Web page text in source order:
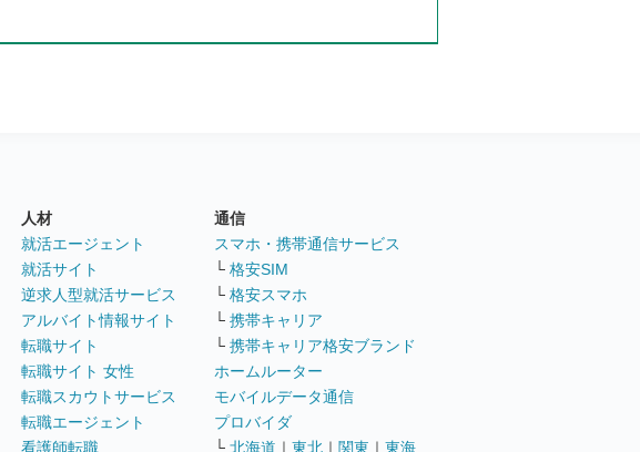
人材
就活エージェント
就活サイト
逆求人型就活サービス
アルバイト情報サイト
転職サイト
転職サイト 女性
転職スカウトサービス
転職エージェント
看護師転職
通信
スマホ・携帯通信サービス
└ 格安SIM
└ 格安スマホ
└ 携帯キャリア
└ 携帯キャリア格安ブランド
ホームルーター
モバイルデータ通信
プロバイダ
└ 北海道 ｜ 東北 ｜ 関東 ｜ 東海